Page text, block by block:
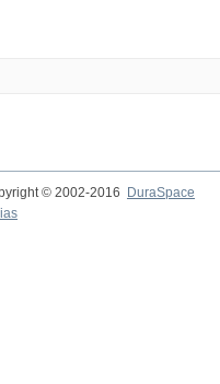
© 2002-2016
DuraSpace